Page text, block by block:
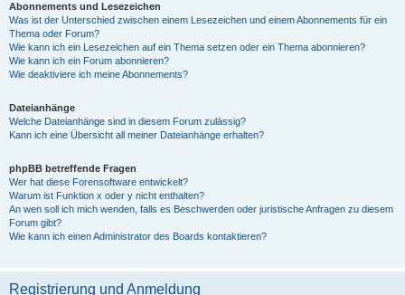
Abonnements und Lesezeichen
Was ist der Unterschied zwischen einem Lesezeichen und einem Abonnements für ein
Thema oder Forum?
Wie kann ich ein Lesezeichen auf ein Thema setzen oder ein Thema abonnieren?
Wie kann ich ein Forum abonnieren?
Wie deaktiviere ich meine Abonnements?
Dateianhänge
Welche Dateianhänge sind in diesem Forum zulässig?
Kann ich eine Übersicht all meiner Dateianhänge erhalten?
phpBB betreffende Fragen
Wer hat diese Forensoftware entwickelt?
Warum ist Funktion x oder y nicht enthalten?
An wen soll ich mich wenden, falls es Beschwerden oder juristische Anfragen zu diesem
Forum gibt?
Wie kann ich einen Administrator des Boards kontaktieren?
Registrierung und Anmeldung